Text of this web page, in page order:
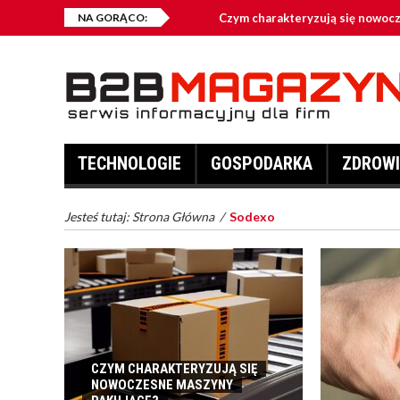
NA GORĄCO: Czym charakteryzują się
Kontenery na złom – kiedy warto
Co zalicza się do odzieży
Fotowoltaika – dlaczego jest
TECHNOLOGIE GOSPODARKA
Jesteś tutaj: Strona Główna /Sodexo
CZYM CHARAKTERYZUJĄ SIĘ
NOWOCZESNE MASZYNY